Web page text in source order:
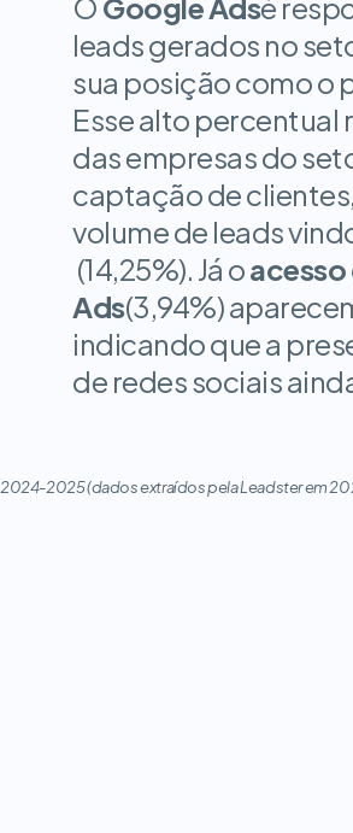
2024-2025 (dados extraídos pela Leadster em
O Google Adsé
leads gerados no
sua posição como o
Esse alto
das empresas do
captação de
volume de leads
(14,25%). Já o
Ads(3,94%)
indicando que a
de redes sociais